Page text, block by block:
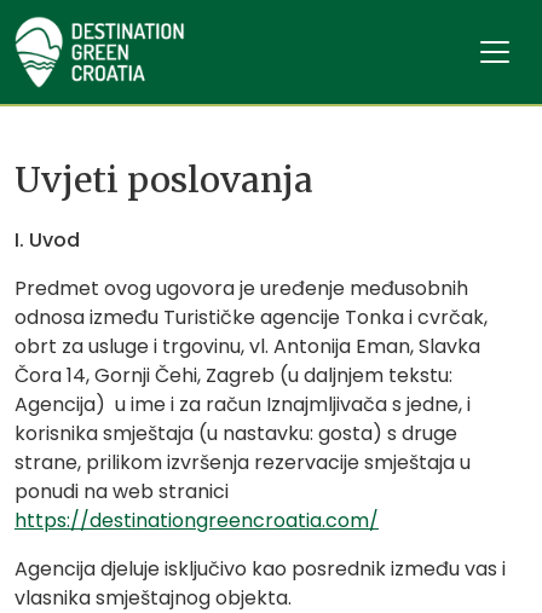
Uvjeti poslovanja
I. Uvod
Predmet ovog ugovora je uređenje međusobnih
odnosa između Turističke agencije Tonka i cvrčak,
obrt za usluge i trgovinu, vl. Antonija Eman, Slavka
Čora 14, Gornji Čehi, Zagreb (u daljnjem tekstu:
Agencija) u ime i za račun Iznajmljivača s jedne, i
korisnika smještaja (u nastavku: gosta) s druge
strane, prilikom izvršenja rezervacije smještaja u
ponudi na web stranici
https://destinationgreencroatia.com/
Agencija djeluje isključivo kao posrednik između vas i
vlasnika smještajnog objekta.